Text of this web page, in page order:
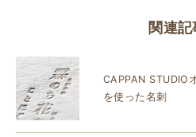
関連記
CAPPAN STUDIO
を使った名刺